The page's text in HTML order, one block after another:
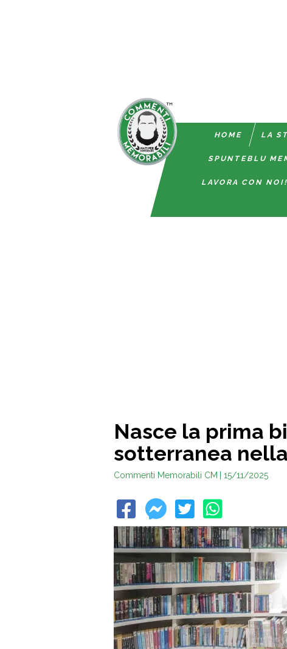
HOME LA
SPUNTEBLU
LAVORA CON NOI!
Nasce la prima
sotterranea
Commenti Memorabili CM | 15/11/2025